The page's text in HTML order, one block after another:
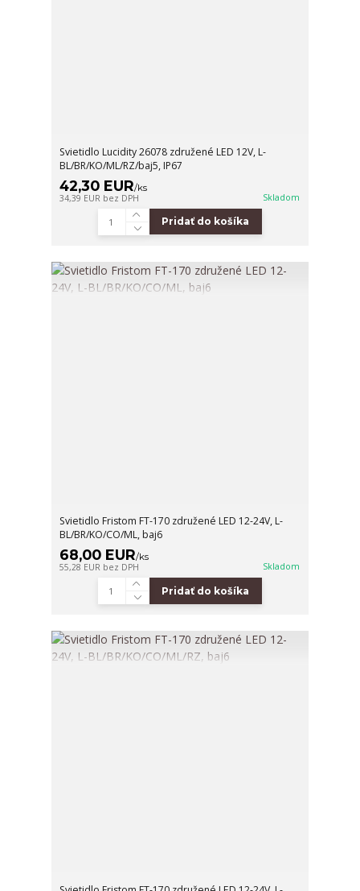
Svietidlo Lucidity 26078 združené LED 12V, L-
BL/BR/KO/ML/RZ/baj5, IP67
42,30 EUR/ks
34,39 EUR bez DPH Skladom
Pridať do košíka
Svietidlo Fristom FT-170 združené LED 12-24V, L-
BL/BR/KO/CO/ML, baj6
68,00 EUR/ks
55,28 EUR bez DPH Skladom
Pridať do košíka